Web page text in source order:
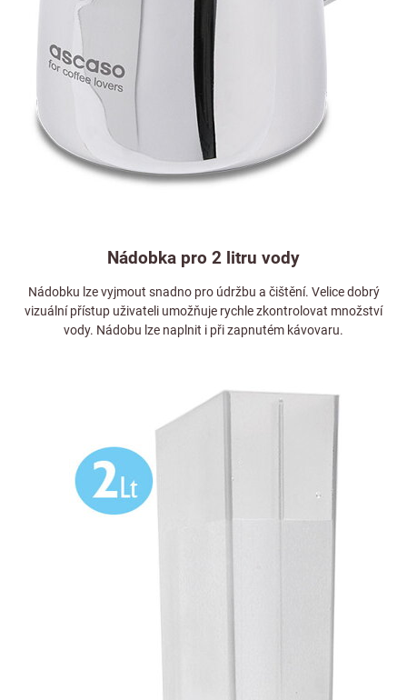
Nádobka pro 2 litru vody
Nádobku lze vyjmout snadno pro údržbu a čištění. Velice dobrý
vizuální přístup uživateli umožňuje rychle zkontrolovat množství
vody. Nádobu lze naplnit i při zapnutém kávovaru.